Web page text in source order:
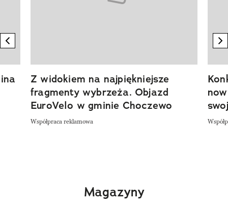
previous element
Z widokiem na najpiękniejsze
fragmenty wybrzeża. Objazd
EuroVelo w gminie Choczewo
Współpraca reklamowa
Magazyny